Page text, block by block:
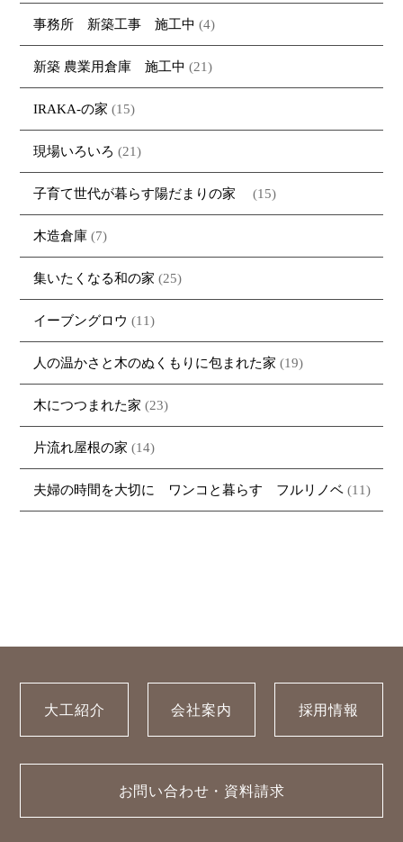
事務所 新築工事 施工中 (4)
新築 農業用倉庫 施工中 (21)
IRAKA-の家 (15)
現場いろいろ (21)
子育て世代が暮らす陽だまりの家 (15)
木造倉庫 (7)
集いたくなる和の家 (25)
イーブングロウ (11)
人の温かさと木のぬくもりに包まれた家 (19)
木につつまれた家 (23)
片流れ屋根の家 (14)
夫婦の時間を大切に ワンコと暮らす フルリノベ (11)
大工紹介 会社案内 採用情報
お問い合わせ・資料請求